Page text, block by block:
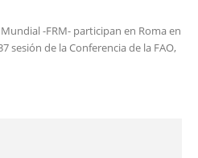
-FRM- participan en Roma en
sesión de la Conferencia de la FAO,